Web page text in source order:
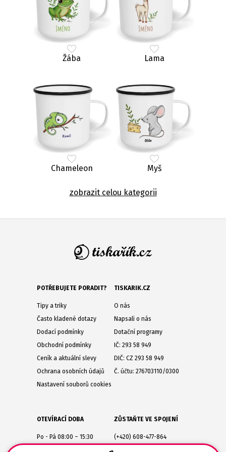
Žába Lama
Chameleon Myš
zobrazit celou kategorii
POTŘEBUJETE PORADIT?
Tipy a triky
Často kladené dotazy
Dodací podmínky
Obchodní podmínky
Ceník a aktuální slevy
Ochrana osobních údajů
Nastavení souborů cookies
TISKARIK.CZ
O nás
Napsali o nás
Dotační programy
IČ: 293 58 949
DIČ: CZ 293 58 949
Č. účtu: 276703110/0300
OTEVÍRACÍ DOBA
Po - Pá 08:00 – 15:30
ZŮSTAŇTE VE SPOJENÍ
(+420) 608-477-864